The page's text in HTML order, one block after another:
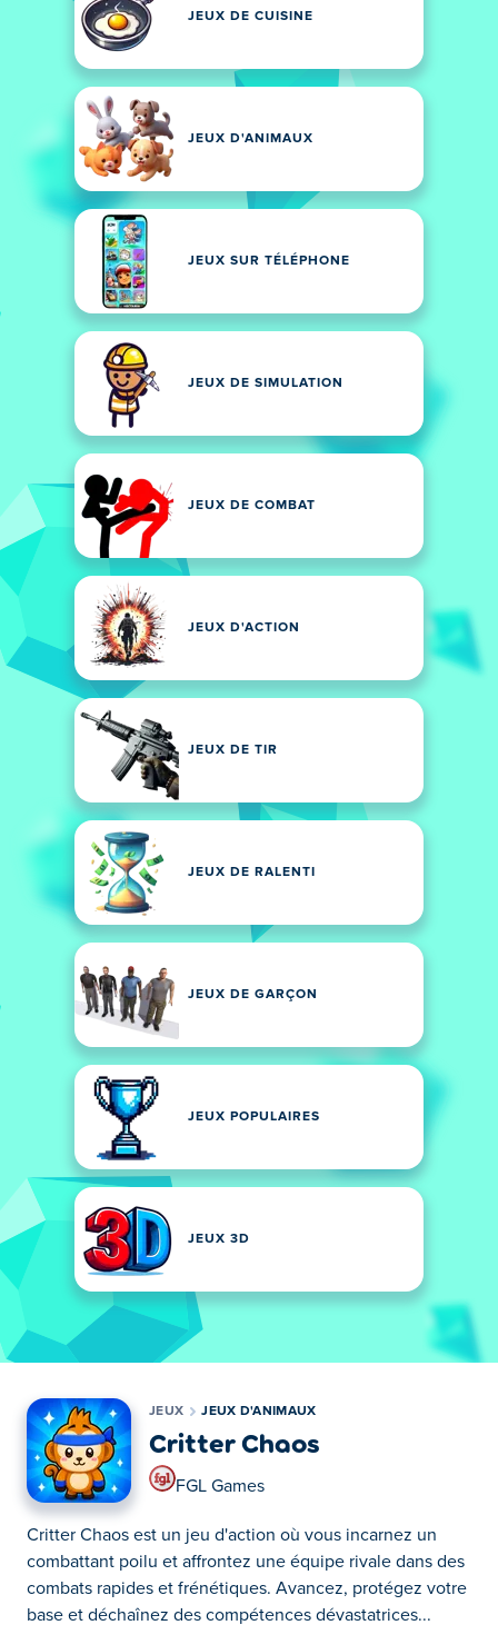
JEUX DE CUISINE
JEUX D'ANIMAUX
JEUX SUR TÉLÉPHONE
JEUX DE SIMULATION
JEUX DE COMBAT
JEUX D'ACTION
JEUX DE TIR
JEUX DE RALENTI
JEUX DE GARÇON
JEUX POPULAIRES
JEUX 3D
JEUX JEUX D'ANIMAUX
Critter Chaos
FGL Games
Critter Chaos est un jeu d'action où vous incarnez un
combattant poilu et affrontez une équipe rivale dans des
combats rapides et frénétiques. Avancez, protégez votre
base et déchaînez des compétences dévastatrices...